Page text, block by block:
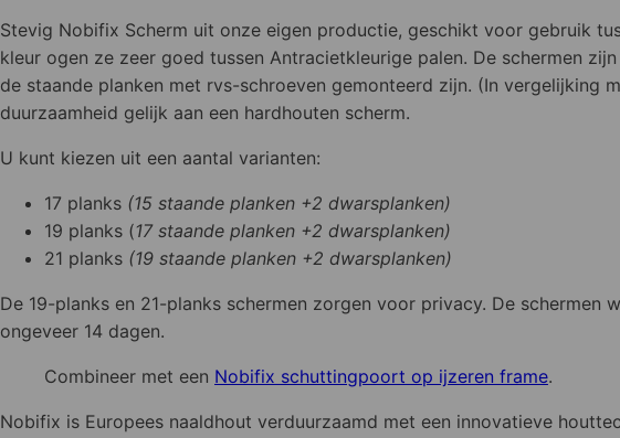
Stevig Nobifix Scherm uit onze eigen productie, geschikt voor gebruik
kleur ogen ze zeer goed tussen Antracietkleurige palen. De schermen
de staande planken met rvs-schroeven gemonteerd zijn. (In
duurzaamheid gelijk aan een hardhouten scherm.
U kunt kiezen uit een aantal varianten:
17 planks (15 staande planken +2 dwarsplanken)
19 planks (17 staande planken +2 dwarsplanken)
21 planks (19 staande planken +2 dwarsplanken)
De 19-planks en 21-planks schermen zorgen voor privacy. De
ongeveer 14 dagen.
Combineer met een Nobifix schuttingpoort op ijzeren frame.
Nobifix is Europees naaldhout verduurzaamd met een innovatieve